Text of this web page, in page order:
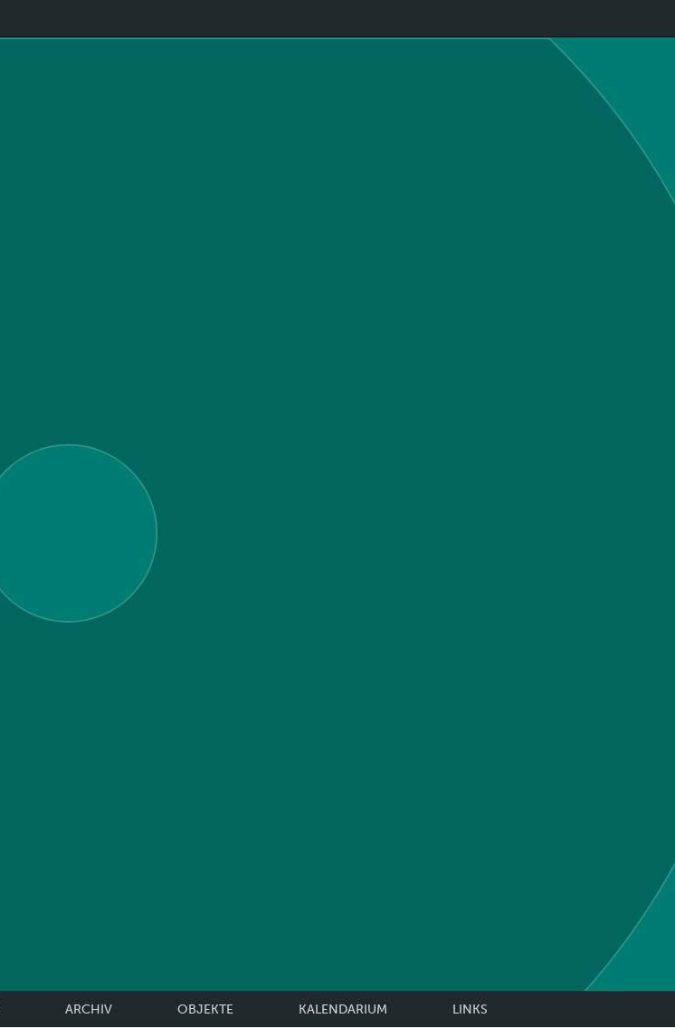
ARCHIV OBJEKTE KALENDARIUM LINKS